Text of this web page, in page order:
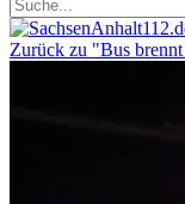
Zurück zu "Bus